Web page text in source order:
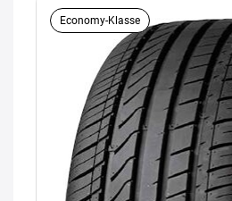
Economy-Klasse